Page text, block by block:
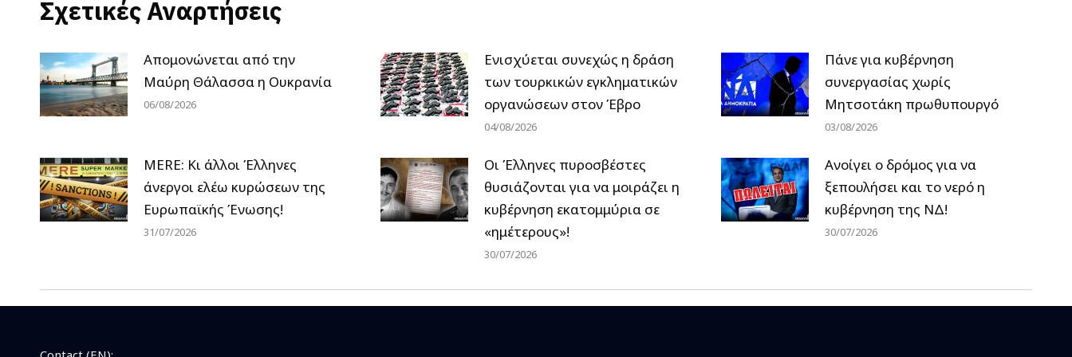
Σχετικές Αναρτήσεις
Απομονώνεται από την
Μαύρη Θάλασσα η Ουκρανία
06/08/2026
Ενισχύεται συνεχώς η δράση
των τουρκικών εγκληματικών
οργανώσεων στον Έβρο
04/08/2026
Πάνε για κυβέρνηση
συνεργασίας χωρίς
Μητσοτάκη πρωθυπουργό
03/08/2026
MERE: Κι άλλοι Έλληνες
άνεργοι ελέω κυρώσεων της
Ευρωπαϊκής Ένωσης!
31/07/2026
Οι Έλληνες πυροσβέστες
θυσιάζονται για να μοιράζει η
κυβέρνηση εκατομμύρια σε
«ημέτερους»!
30/07/2026
Ανοίγει ο δρόμος για να
ξεπουλήσει και το νερό η
κυβέρνηση της ΝΔ!
30/07/2026